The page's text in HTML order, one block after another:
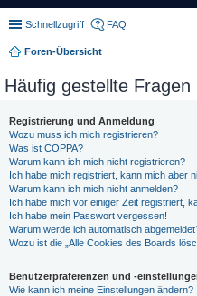
Schnellzugriff FAQ
Foren-Übersicht
Häufig gestellte Fragen
Registrierung und Anmeldung
Wozu muss ich mich registrieren?
Was ist COPPA?
Warum kann ich mich nicht registrieren?
Ich habe mich registriert, kann mich aber
Warum kann ich mich nicht anmelden?
Ich habe mich vor einiger Zeit registriert,
Ich habe mein Passwort vergessen!
Warum werde ich automatisch
Wozu ist die „Alle Cookies des Boards
Benutzerpräferenzen und -
Wie kann ich meine Einstellungen ändern?